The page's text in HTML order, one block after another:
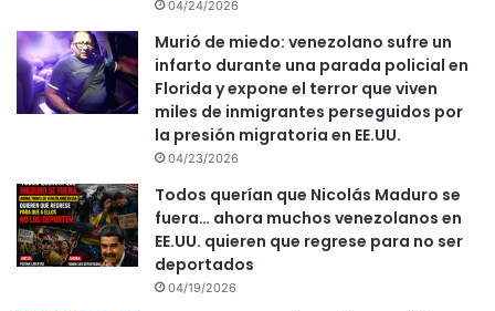
04/24/2026
Murió de miedo: venezolano sufre un
infarto durante una parada policial en
Florida y expone el terror que viven
miles de inmigrantes perseguidos por
la presión migratoria en EE.UU.
04/23/2026
Todos querían que Nicolás Maduro se
fuera… ahora muchos venezolanos en
EE.UU. quieren que regrese para no ser
deportados
04/19/2026